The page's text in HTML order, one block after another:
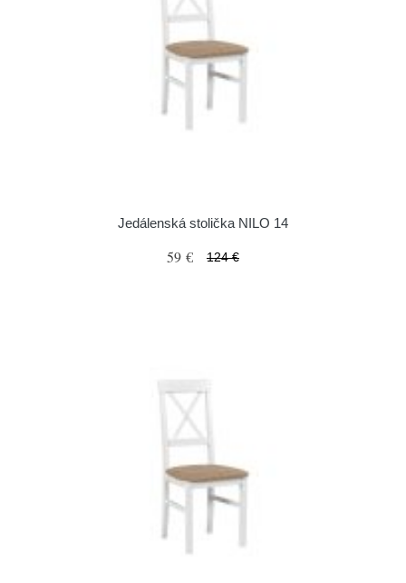
Jedálenská stolička NILO 14
59 € 124 €